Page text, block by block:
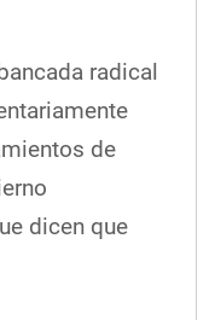
radical
de
dicen que